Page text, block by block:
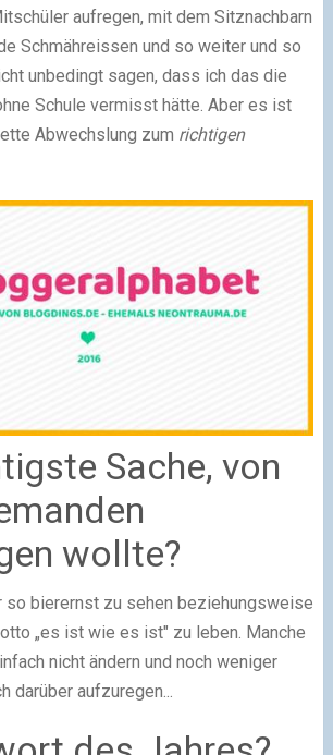
aufregen, mit dem Sitznachbarn
Schmähreissen und so weiter und so
unbedingt sagen, dass ich das die
Schule vermisst hätte. Aber es ist
Abwechslung zum richtigen
Sache, von
wollte?
so bierernst zu sehen beziehungsweise
„es ist wie es ist" zu leben. Manche
nicht ändern und noch weniger
darüber aufzuregen...